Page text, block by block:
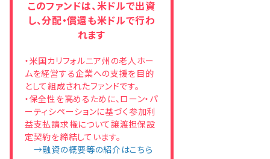
このファンドは、米ドルで出資
し、分配・償還も米ドルで行わ
れます
・米国カリフォルニア州の老人ホー
ムを経営する企業への支援を目的
として組成されたファンドです。
・保全性を高めるために、ローン・パ
ーティシペーションに基づく参加利
益支払請求権について譲渡担保設
定契約を締結しています。
→融資の概要等の紹介はこちら